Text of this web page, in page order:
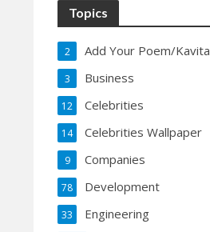
Topics
Add Your Poem/Kavita
2
Business
3
Celebrities
12
Celebrities Wallpaper
14
Companies
9
Development
78
Engineering
33